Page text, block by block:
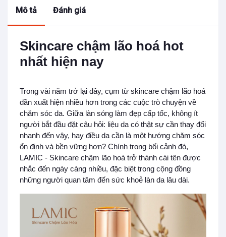
Mô tả Đánh giá
Skincare chậm lão hoá hot
nhất hiện nay
Trong vài năm trở lại đây, cụm từ skincare chậm lão hoá
dần xuất hiện nhiều hơn trong các cuộc trò chuyện về
chăm sóc da. Giữa làn sóng làm đẹp cấp tốc, không ít
người bắt đầu đặt câu hỏi: liệu da có thật sự cần thay đổi
nhanh đến vậy, hay điều da cần là một hướng chăm sóc
ổn định và bền vững hơn? Chính trong bối cảnh đó,
LAMIC - Skincare chậm lão hoá trở thành cái tên được
nhắc đến ngày càng nhiều, đặc biệt trong cộng đồng
những người quan tâm đến sức khoẻ làn da lâu dài.